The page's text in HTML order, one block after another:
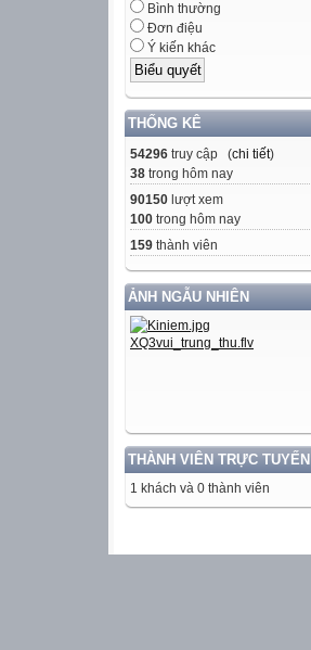
Bình thường
Đơn điệu
Ý kiến khác
THỐNG KÊ
54296 truy cập (chi tiết)
38 trong hôm nay
90150 lượt xem
100 trong hôm nay
159 thành viên
ẢNH NGẪU NHIÊN
THÀNH VIÊN TRỰC TUYẾN
1 khách và 0 thành viên